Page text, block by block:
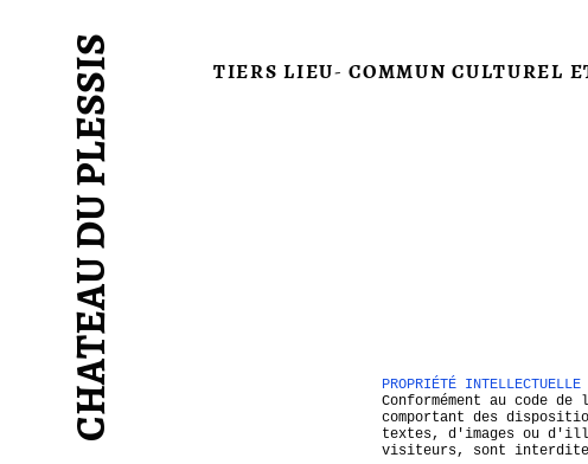
CHATEAU DU PLESSIS TIERS LIEU- COMMUN CULTUREL
PROPRIÉTÉ INTELLECTUELLE
Conformément au code
comportant des
textes, d'images ou
visiteurs, sont